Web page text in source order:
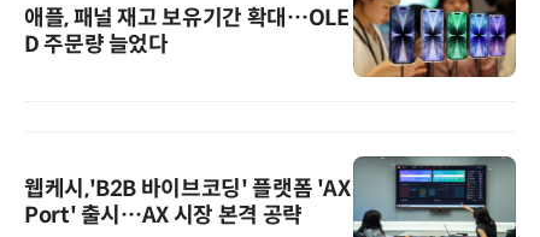
애플, 패널 재고 보유기간 확대…OLE
D 주문량 늘었다
웹케시,'B2B 바이브코딩' 플랫폼 'AX
Port' 출시…AX 시장 본격 공략